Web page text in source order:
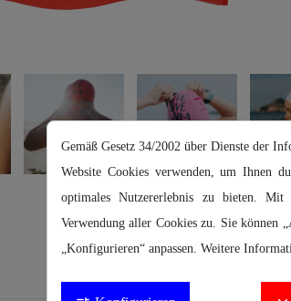
Gemäß Gesetz 34/2002 über Dienste der
Website Cookies verwenden, um Ihnen
optimales Nutzererlebnis zu bieten.
Verwendung aller Cookies zu. Sie können
„Konfigurieren“ anpassen. Weitere